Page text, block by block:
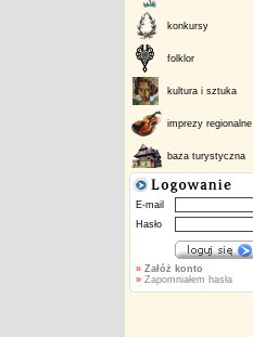
konkursy
folklor
kultura i sztuka
imprezy regionalne
baza turystyczna
E-mail
Hasło
» Załóż konto
»Zapomniałem hasła